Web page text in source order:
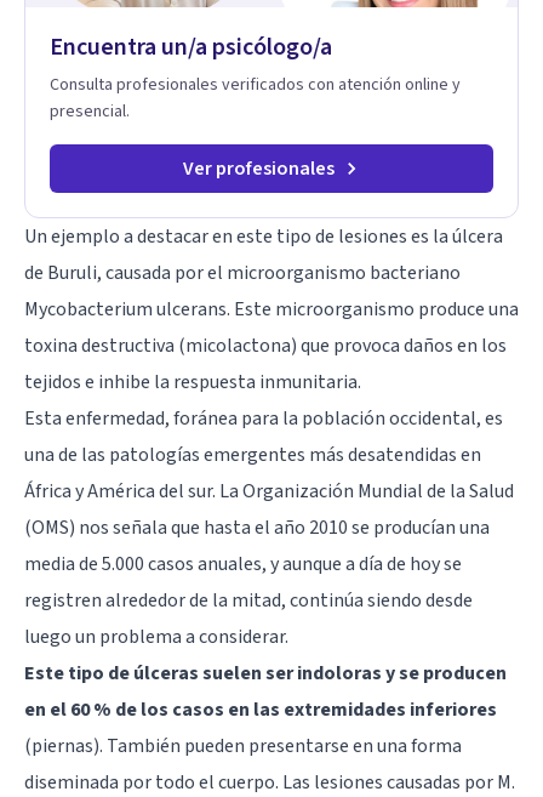
Encuentra un/a psicólogo/a
Consulta profesionales verificados con atención online y
presencial.
Ver profesionales
Un ejemplo a destacar en este tipo de lesiones es la úlcera
de Buruli, causada por el microorganismo bacteriano
Mycobacterium ulcerans. Este microorganismo produce una
toxina destructiva (micolactona) que provoca daños en los
tejidos e inhibe la respuesta inmunitaria.
Esta enfermedad, foránea para la población occidental, es
una de las patologías emergentes más desatendidas en
África y América del sur. La Organización Mundial de la Salud
(OMS) nos señala que hasta el año 2010 se producían una
media de 5.000 casos anuales, y aunque a día de hoy se
registren alrededor de la mitad, continúa siendo desde
luego un problema a considerar.
Este tipo de úlceras suelen ser indoloras y se producen
en el 60 % de los casos en las extremidades inferiores
(piernas). También pueden presentarse en una forma
diseminada por todo el cuerpo. Las lesiones causadas por M.